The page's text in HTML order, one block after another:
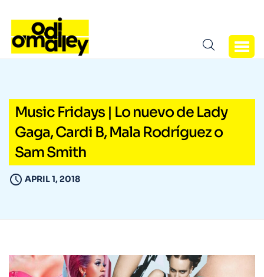
Music Fridays | Lo nuevo de Lady
Gaga, Cardi B, Mala Rodríguez o
Sam Smith
APRIL 1, 2018